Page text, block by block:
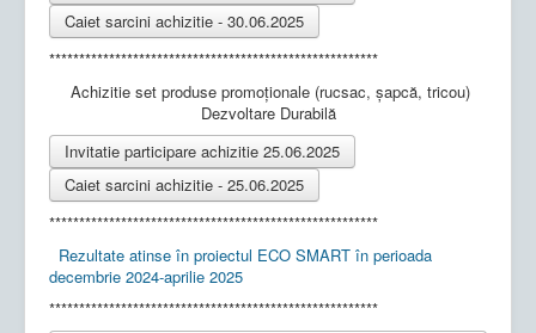
Caiet sarcini achizitie - 30.06.2025
*******************************************************
Achizitie set produse promoționale (rucsac, șapcă, tricou)
Dezvoltare Durabilă
Invitatie participare achizitie 25.06.2025
Caiet sarcini achizitie - 25.06.2025
*******************************************************
Rezultate atinse în proiectul ECO SMART în perioada
decembrie 2024-aprilie 2025
*******************************************************